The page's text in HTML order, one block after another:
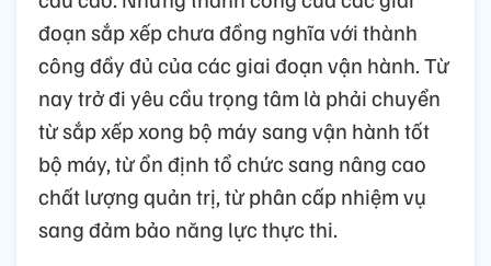
đoạn sắp xếp chưa đồng nghĩa với thành
công đầy đủ của các giai đoạn vận hành. Từ
nay trở đi yêu cầu trọng tâm là phải chuyển
từ sắp xếp xong bộ máy sang vận hành tốt
bộ máy, từ ổn định tổ chức sang nâng cao
chất lượng quản trị, từ phân cấp nhiệm vụ
sang đảm bảo năng lực thực thi.